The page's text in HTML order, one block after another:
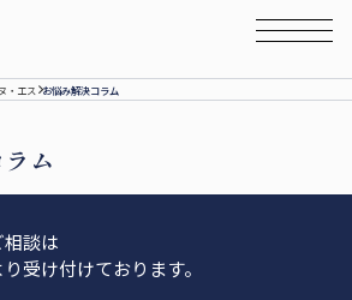
‧エス お悩み解決コラム
ム
談は
受け付けております。